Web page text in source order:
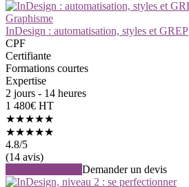
Graphisme
InDesign : automatisation, styles et GREP
CPF
Certifiante
Formations courtes
Expertise
2 jours - 14 heures
1 480€ HT
★★★★★
★★★★★
4.8/5
(14 avis)
Demander un devis